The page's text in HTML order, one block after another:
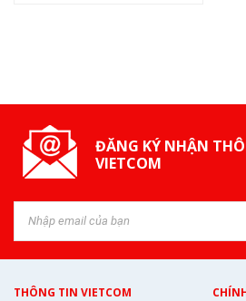
ĐĂNG KÝ NHẬN
VIETCOM
THÔNG TIN VIETCOM